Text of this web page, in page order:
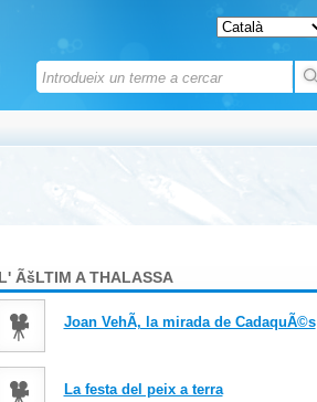
L' ÃšLTIM A THALASSA
Joan VehÃ­, la mirada de CadaquÃ©s
La festa del peix a terra